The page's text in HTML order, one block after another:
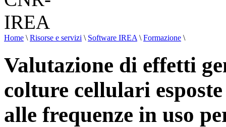
Home \ Risorse e servizi \ Software IREA \ Formazione \
Valutazione di effetti
colture cellulari
alle frequenze in uso